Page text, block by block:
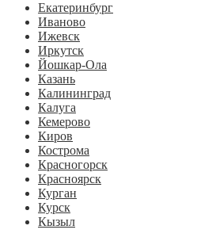
Екатеринбург
Иваново
Ижевск
Иркутск
Йошкар-Ола
Казань
Калининград
Калуга
Кемерово
Киров
Кострома
Красногорск
Красноярск
Курган
Курск
Кызыл